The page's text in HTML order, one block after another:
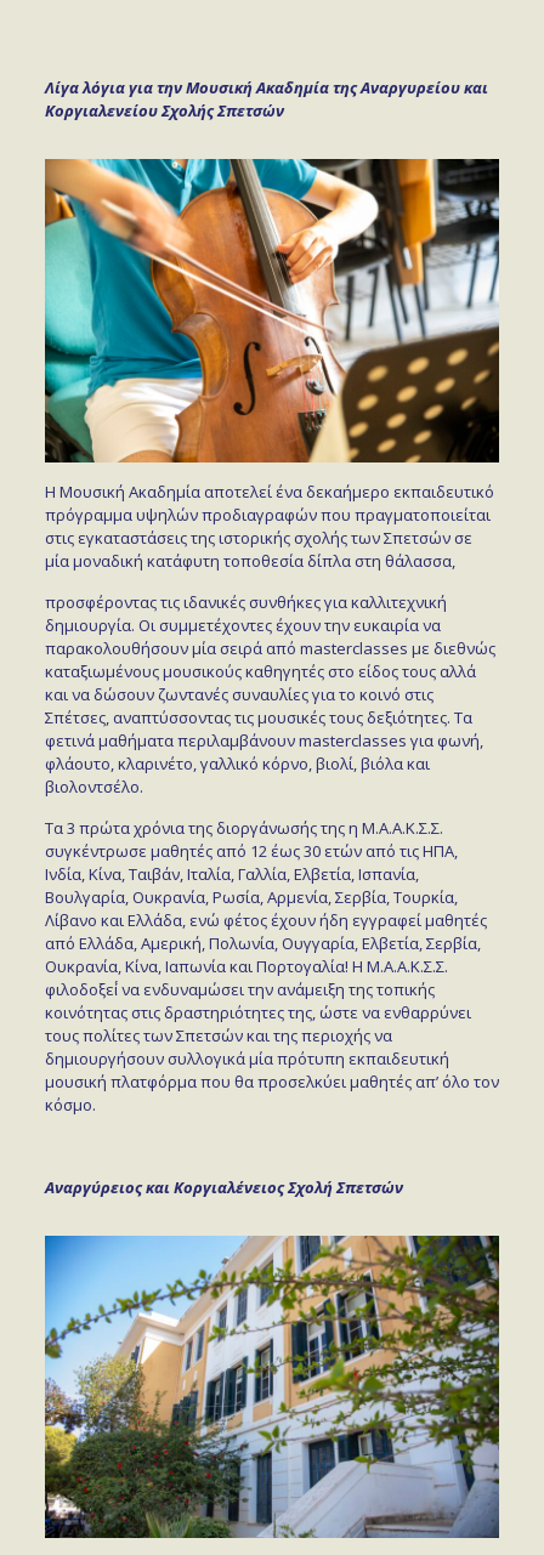
Λίγα λόγια για την Μουσική Ακαδημία της Αναργυρείου και
Κοργιαλενείου Σχολής Σπετσών
Η Μουσική Ακαδημία αποτελεί ένα δεκαήμερο εκπαιδευτικό
πρόγραμμα υψηλών προδιαγραφών που πραγματοποιείται
στις εγκαταστάσεις της ιστορικής σχολής των Σπετσών σε
μία μοναδική κατάφυτη τοποθεσία δίπλα στη θάλασσα,
προσφέροντας τις ιδανικές συνθήκες για καλλιτεχνική
δημιουργία. Οι συμμετέχοντες έχουν την ευκαιρία να
παρακολουθήσουν μία σειρά από masterclasses με διεθνώς
καταξιωμένους μουσικούς καθηγητές στο είδος τους αλλά
και να δώσουν ζωντανές συναυλίες για το κοινό στις
Σπέτσες, αναπτύσσοντας τις μουσικές τους δεξιότητες. Τα
φετινά μαθήματα περιλαμβάνουν masterclasses για φωνή,
φλάουτο, κλαρινέτο, γαλλικό κόρνο, βιολί, βιόλα και
βιολοντσέλο.
Τα 3 πρώτα χρόνια της διοργάνωσής της η Μ.Α.Α.Κ.Σ.Σ.
συγκέντρωσε μαθητές από 12 έως 30 ετών από τις ΗΠΑ,
Ινδία, Κίνα, Ταιβάν, Ιταλία, Γαλλία, Ελβετία, Ισπανία,
Βουλγαρία, Ουκρανία, Ρωσία, Αρμενία, Σερβία, Τουρκία,
Λίβανο και Ελλάδα, ενώ φέτος έχουν ήδη εγγραφεί μαθητές
από Ελλάδα, Αμερική, Πολωνία, Ουγγαρία, Ελβετία, Σερβία,
Ουκρανία, Κίνα, Ιαπωνία και Πορτογαλία! Η M.A.A.K.Σ.Σ.
φιλοδοξεί́ να ενδυναμώσει την ανάμειξη της τοπικής
κοινότητας στις δραστηριότητες της, ώστε να ενθαρρύνει
τους πολίτες των Σπετσών και της περιοχής να
δημιουργήσουν συλλογικά μία πρότυπη εκπαιδευτική
μουσική πλατφόρμα που θα προσελκύει μαθητές απ’ όλο τον
κόσμο.
Αναργύρειος και Κοργιαλένειος Σχολή Σπετσών